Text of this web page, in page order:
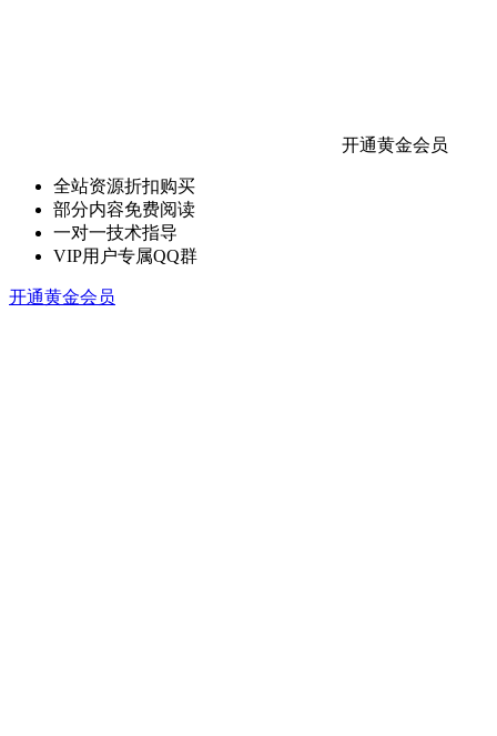
开通黄金会员
全站资源折扣购买
部分内容免费阅读
一对一技术指导
VIP用户专属QQ群
开通黄金会员